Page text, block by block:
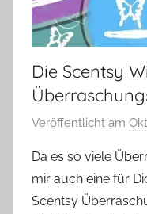
Die Scentsy
Veröffentlicht am
Da es so viele
mir auch eine für
Scentsy